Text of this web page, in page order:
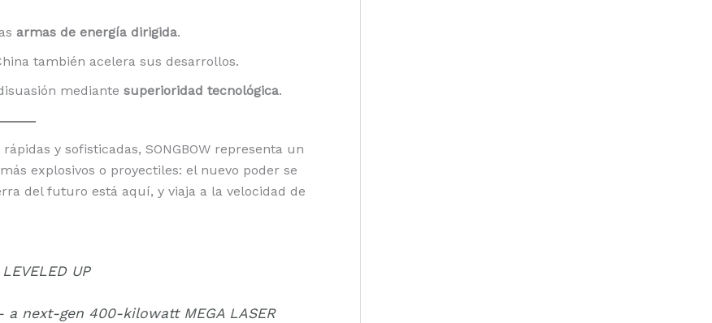
armas de energía dirigida.
también acelera sus desarrollos.
mediante superioridad tecnológica.
y sofisticadas, SONGBOW representa un
explosivos o proyectiles: el nuevo poder se
del futuro está aquí, y viaja a la velocidad de
UP
a next-gen 400-kilowatt MEGA LASER